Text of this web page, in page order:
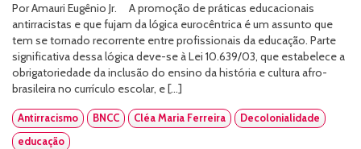
Por Amauri Eugênio Jr. A promoção de práticas educacionais
antirracistas e que fujam da lógica eurocêntrica é um assunto que
tem se tornado recorrente entre profissionais da educação. Parte
significativa dessa lógica deve-se à Lei 10.639/03, que estabelece a
obrigatoriedade da inclusão do ensino da história e cultura afro-
brasileira no currículo escolar, e […]
Antirracismo BNCC Cléa Maria Ferreira
Decolonialidade
educação